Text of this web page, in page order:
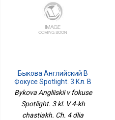
Быкова Английский В
Фокусе Spotlight. 3 Кл. В
4-Х Частях. Ч. 4 Для
Слабовидящих
Обучающихся
Bykova Angliiskii v fokuse
Spotlight. 3 kl. V 4-kh
chastiakh. Ch. 4 dlia